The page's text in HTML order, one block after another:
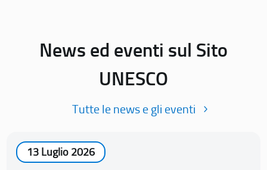
News ed eventi sul Sito
UNESCO
Tutte le news e gli eventi
13 Luglio 2026